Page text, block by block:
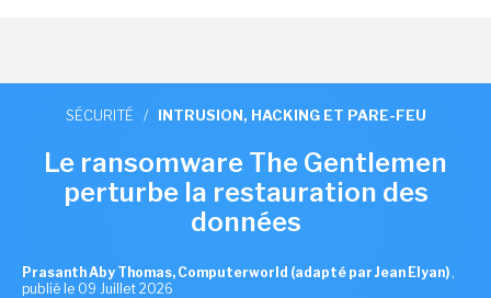
SÉCURITÉ / INTRUSION, HACKING ET PARE-FEU
Le ransomware The Gentlemen
perturbe la restauration des
données
Prasanth Aby Thomas, Computerworld (adapté par Jean Elyan) ,
publié le 09 Juillet 2026